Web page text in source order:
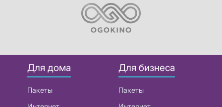
Для дома
Пакеты
Для бизнеса
Пакеты